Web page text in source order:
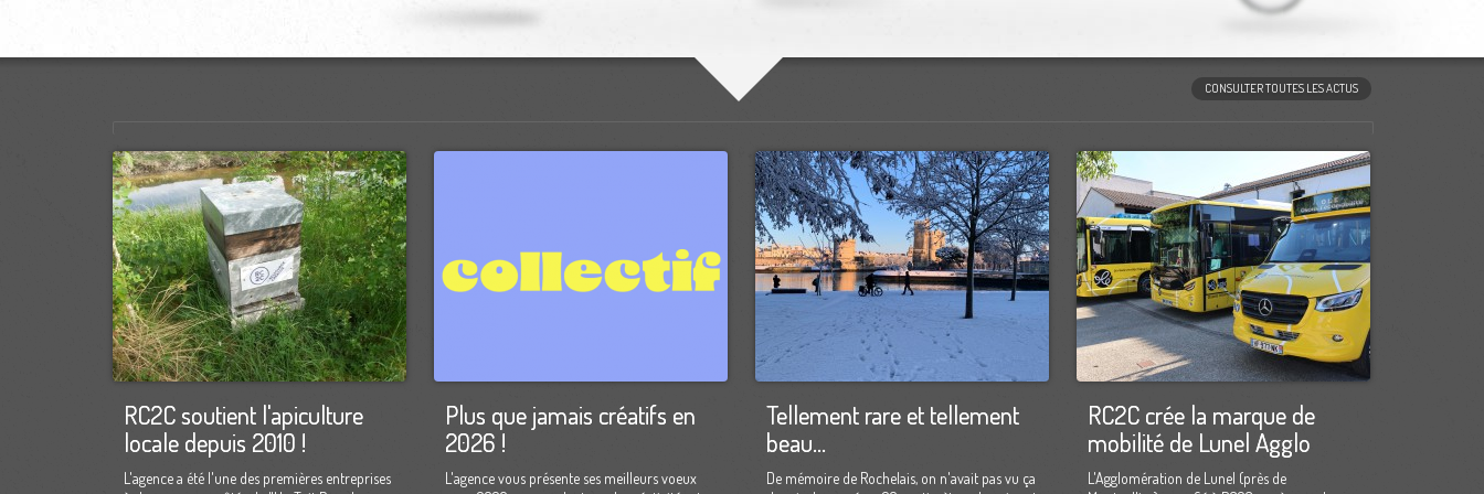
CONSULTER TOUTES LES ACTUS
RC2C soutient l'apiculture
locale depuis 2010 !
L'agence a été l'une des premières entreprises
Plus que jamais créatifs en
2026 !
L'agence vous présente ses meilleurs voeux
Tellement rare et tellement
beau...
De mémoire de Rochelais, on n'avait pas vu ça
RC2C crée la marque de
mobilité de Lunel Agglo
L'Agglomération de Lunel (près de